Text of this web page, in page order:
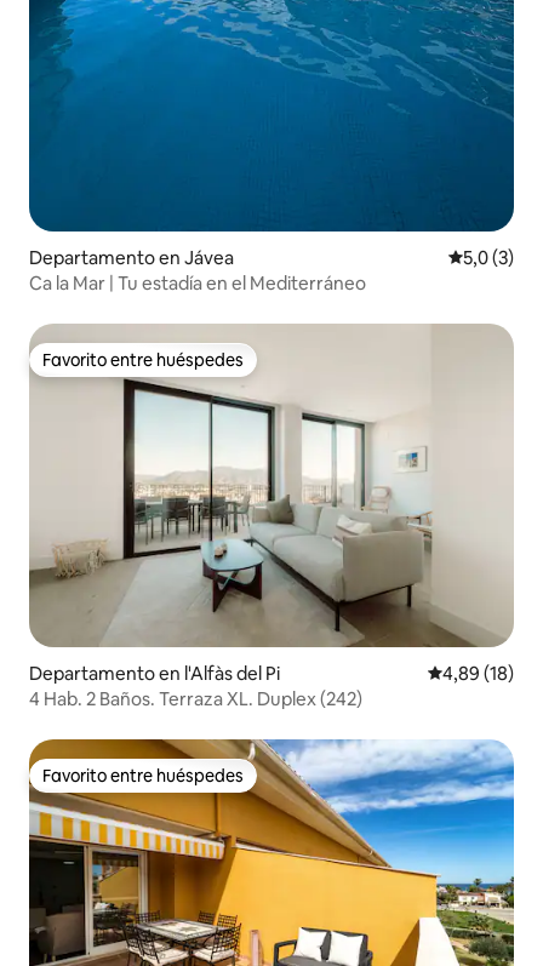
Departamento en Jávea
5,0 (3)
Ca la Mar | Tu estadía en el Mediterráneo
Favorito entre huéspedes
Favorito entre huéspedes
Departamento en l'Alfàs del Pi Calificación
4,89 (18)
4 Hab. 2 Baños. Terraza XL. Duplex (242)
Favorito entre huéspedes
Favorito entre huéspedes